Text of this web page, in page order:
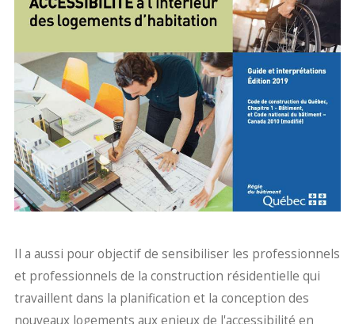
Il a aussi pour objectif de sensibiliser les professionnels
et professionnels de la construction résidentielle qui
travaillent dans la planification et la conception des
nouveaux logements aux enjeux de l'accessibilité en